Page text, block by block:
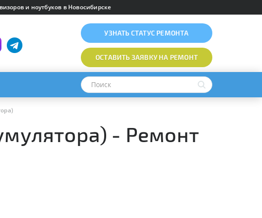
и ноутбуков в Новосибирске
УЗНАТЬ СТАТУС РЕМОНТА
ОСТАВИТЬ ЗАЯВКУНА РЕМОНТ
- Ремонт